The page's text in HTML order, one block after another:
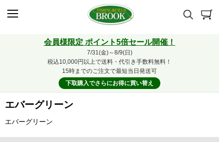
会員様限定 ポイント5倍セール開催！
7/31(金)～8/9(日)
税込10,000円以上で送料・代引き手数料無料！
15時までのご注文で最短当日発送可
下取購入でさらにお得に買い替え
エバーグリーン
エバーグリーン